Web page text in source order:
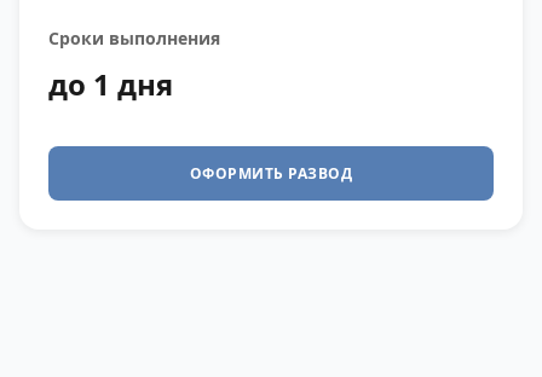
Сроки выполнения
до 1 дня
ОФОРМИТЬ РАЗВОД